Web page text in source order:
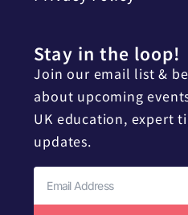
Stay in the loop!
Join our email list &
about upcoming
UK education, expert
updates.